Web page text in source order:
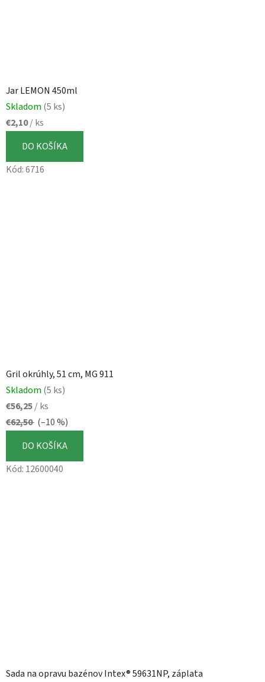
Jar LEMON 450ml
Skladom (5 ks)
€2,10/ ks
DO KOŠÍKA
Kód:6716
Gril okrúhly, 51 cm, MG 911
Skladom (5 ks)
€56,25/ ks
€62,50 (–10 %)
DO KOŠÍKA
Kód: 12600040
Sada na opravu bazénov Intex® 59631NP, záplata